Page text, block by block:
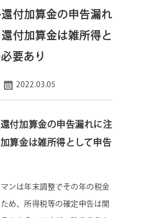
付加算金の申告漏れ
付加算金は雑所得と
要あり
2022.03.05
付加算金の申告漏れに注
算金は雑所得として申告
ンは年末調整でその年の税金
め、所得税等の確定申告は関